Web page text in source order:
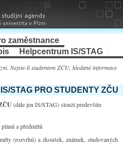
zaměstnance
Helpcentrum IS/STAG
. Nejste-li studentem ZČU, hledané informace
STAG PRO STUDENTY ZČU
(dále jen IS/STAG) slouží predevším
a předmětů
(rozvrhů) a zkoušek, známek, studovaných